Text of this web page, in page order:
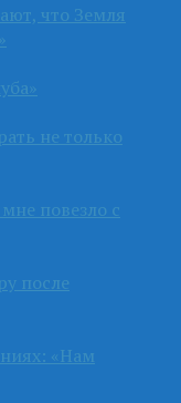
что Земля
не только
повезло с
после
«Нам